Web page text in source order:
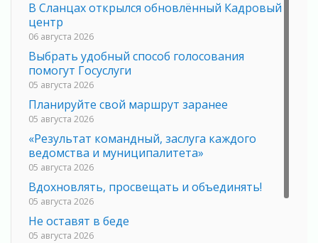
В Сланцах открылся обновлённый Кадровый
центр
06 августа 2026
Выбрать удобный способ голосования
помогут Госуслуги
05 августа 2026
Планируйте свой маршрут заранее
05 августа 2026
«Результат командный, заслуга каждого
ведомства и муниципалитета»
05 августа 2026
Вдохновлять, просвещать и объединять!
05 августа 2026
Не оставят в беде
05 августа 2026